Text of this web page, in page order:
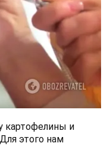
картофелины и
этого нам